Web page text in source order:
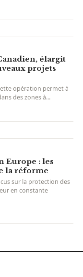
élargit
projets
opération permet à
des zones à...
Europe : les
la réforme
sur la protection des
en constante